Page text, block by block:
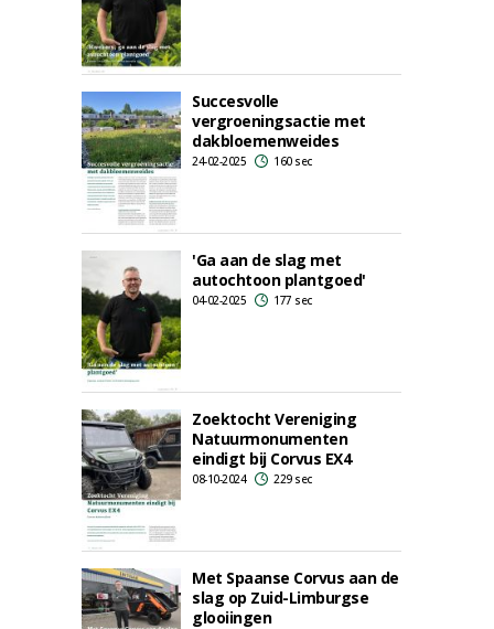
Succesvolle
vergroeningsactie met
dakbloemenweides
24-02-2025 160 sec
'Ga aan de slag met
autochtoon plantgoed'
04-02-2025 177 sec
Zoektocht Vereniging
Natuurmonumenten
eindigt bij Corvus EX4
08-10-2024 229 sec
Met Spaanse Corvus aan de
slag op Zuid-Limburgse
glooiingen